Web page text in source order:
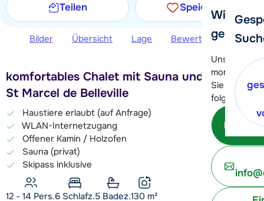
Wir
gerne
Unser
momentan
Sie können
folgenden
Teilen Speichern
Bilder Übersicht Lage Bewertungen
komfortables Chalet mit Sauna und Balkon in
St Marcel de Belleville
Haustiere erlaubt (auf Anfrage)
WLAN-Internetzugang
Offener Kamin / Holzofen
Sauna (privat)
Skipass inklusive
12 - 14 Pers.6 Schlafz.5 Badez.130 m²